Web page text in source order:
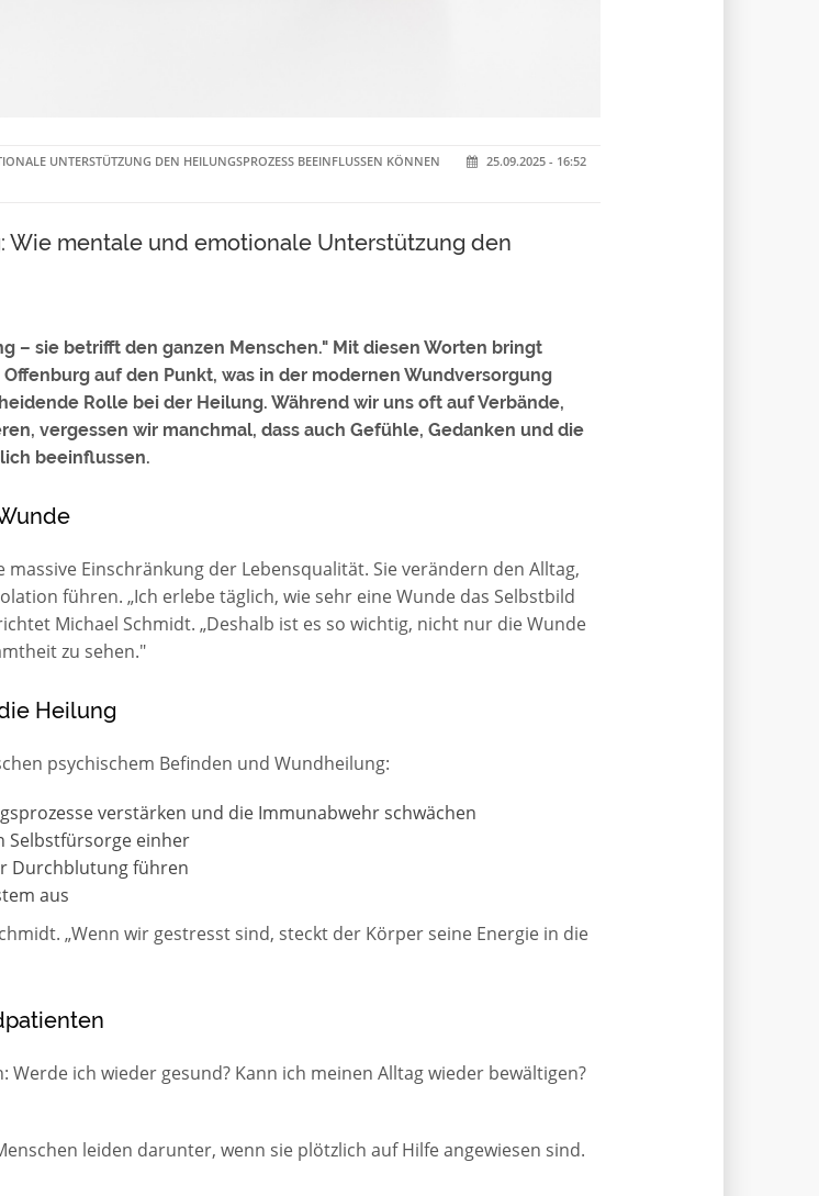
UNTERSTÜTZUNG DEN HEILUNGSPROZESS BEEINFLUSSEN KÖNNEN
25.09.2025 - 16:52
mentale und emotionale Unterstützung den
– sie betrifft den ganzen Menschen." Mit diesen Worten bringt
auf den Punkt, was in der modernen Wundversorgung
Rolle bei der Heilung. Während wir uns oft auf Verbände,
vergessen wir manchmal, dass auch Gefühle, Gedanken und die
beeinflussen.
Einschränkung der Lebensqualität. Sie verändern den Alltag,
führen. „Ich erlebe täglich, wie sehr eine Wunde das Selbstbild
Michael Schmidt. „Deshalb ist es so wichtig, nicht nur die Wunde
zu sehen."
Heilung
psychischem Befinden und Wundheilung:
verstärken und die Immunabwehr schwächen
Selbstfürsorge einher
Durchblutung führen
aus
„Wenn wir gestresst sind, steckt der Körper seine Energie in die
Werde ich wieder gesund? Kann ich meinen Alltag wieder bewältigen?
leiden darunter, wenn sie plötzlich auf Hilfe angewiesen sind.